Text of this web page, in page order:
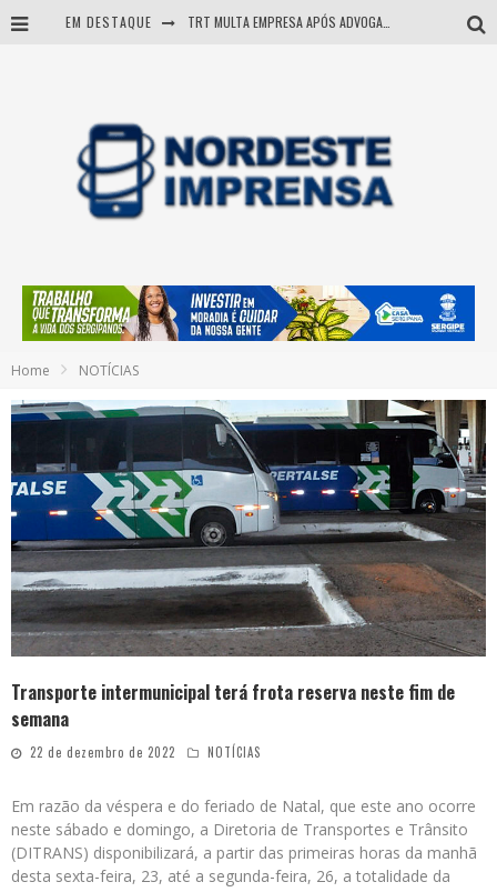
EM DESTAQUE TRT MULTA EMPRESA APÓS ADVOGADA USAR IA E INVENTAR PRECEDENTES JUDICIAIS
Mulher morre durante operação contra grupo investigado por roubo de cargas e tráfico de drogas em Sergipe
Home NOTÍCIAS
Transporte intermunicipal terá frota reserva neste fim de
semana
22 de dezembro de 2022 NOTÍCIAS
Em razão da véspera e do feriado de Natal, que este ano ocorre
neste sábado e domingo, a Diretoria de Transportes e Trânsito
(DITRANS) disponibilizará, a partir das primeiras horas da manhã
desta sexta-feira, 23, até a segunda-feira, 26, a totalidade da